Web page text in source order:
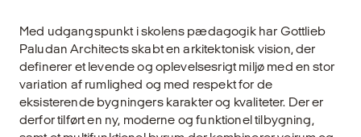
Med udgangspunkt i skolens pædagogik har Gottlieb
Paludan Architects skabt en arkitektonisk vision, der
definerer et levende og oplevelsesrigt miljø med en stor
variation af rumlighed og med respekt for de
eksisterende bygningers karakter og kvaliteter. Der er
derfor tilført en ny, moderne og funktionel tilbygning,